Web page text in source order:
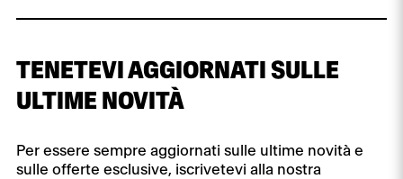
TENETEVI AGGIORNATI SULLE
ULTIME NOVITÀ
Per essere sempre aggiornati sulle ultime novità e
sulle offerte esclusive, iscrivetevi alla nostra